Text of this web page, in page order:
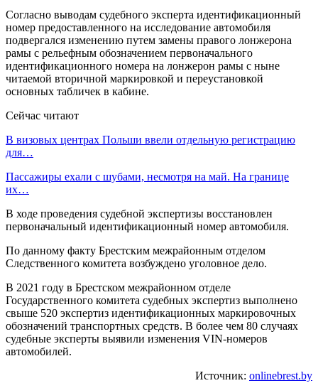
Согласно выводам судебного эксперта идентификационный
номер предоставленного на исследование автомобиля
подвергался изменению путем замены правого лонжерона
рамы с рельефным обозначением первоначального
идентификационного номера на лонжерон рамы с ныне
читаемой вторичной маркировкой и переустановкой
основных табличек в кабине.
Сейчас читают
В визовых центрах Польши ввели отдельную регистрацию
для…
Пассажиры ехали с шубами, несмотря на май. На границе
их…
В ходе проведения судебной экспертизы восстановлен
первоначальный идентификационный номер автомобиля.
По данному факту Брестским межрайонным отделом
Следственного комитета возбуждено уголовное дело.
В 2021 году в Брестском межрайонном отделе
Государственного комитета судебных экспертиз выполнено
свыше 520 экспертиз идентификационных маркировочных
обозначений транспортных средств. В более чем 80 случаях
судебные эксперты выявили изменения VIN-номеров
автомобилей.
Источник: onlinebrest.by